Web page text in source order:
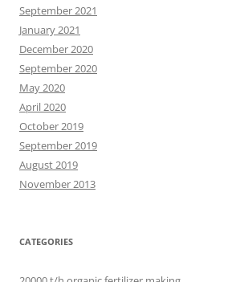
September 2021
January 2021
December 2020
September 2020
May 2020
April 2020
October 2019
September 2019
August 2019
November 2013
CATEGORIES